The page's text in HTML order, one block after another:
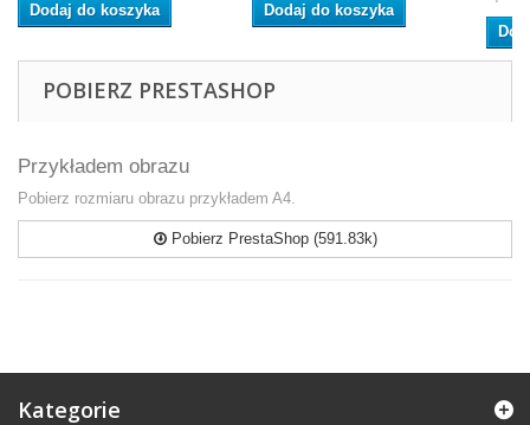
Dodaj do koszyka Dodaj do koszyka
POBIERZ PRESTASHOP
Przykładem obrazu
Pobierz rozmiaru obrazu przykładem A4.
Pobierz PrestaShop (591.83k)
Kategorie